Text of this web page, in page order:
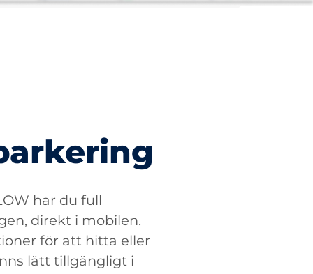
har du full
direkt i mobilen.
för att hitta eller
lätt tillgängligt i